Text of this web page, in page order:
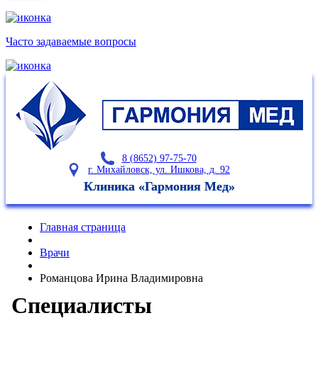
Часто задаваемые вопросы
8 (8652) 97-75-70
г. Михайловск, ул. Ишкова, д. 92
Клиника «Гармония Мед»
Главная страница
Врачи
Романцова Ирина Владимировна
Специалисты